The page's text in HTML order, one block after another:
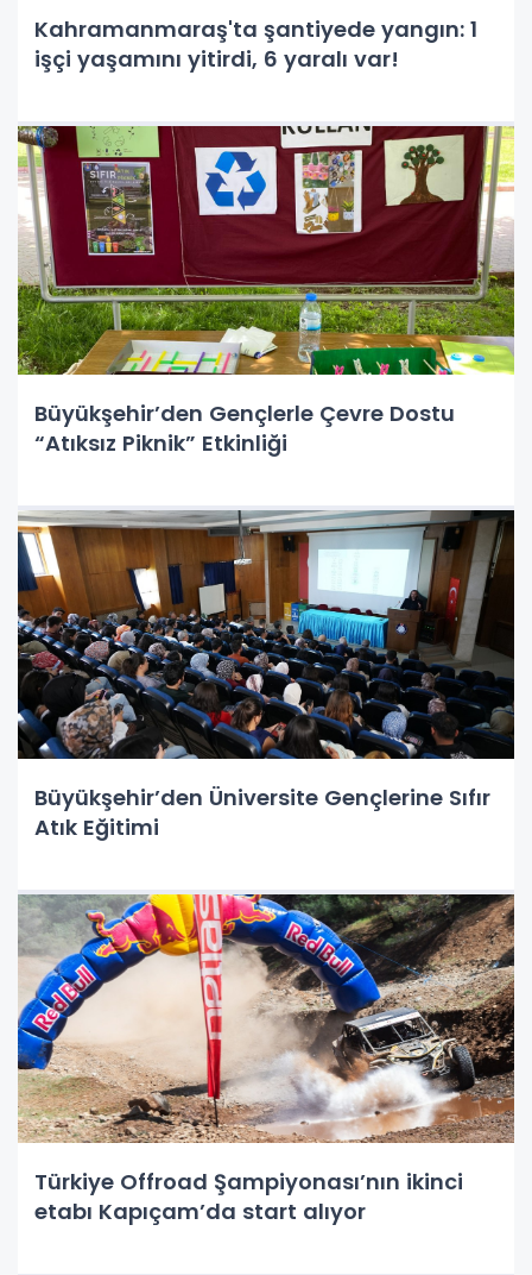
Kahramanmaraş'ta şantiyede yangın: 1
işçi yaşamını yitirdi, 6 yaralı var!
Büyükşehir’den Gençlerle Çevre Dostu
“Atıksız Piknik” Etkinliği
Büyükşehir’den Üniversite Gençlerine Sıfır
Atık Eğitimi
Türkiye Offroad Şampiyonası’nın ikinci
etabı Kapıçam’da start alıyor